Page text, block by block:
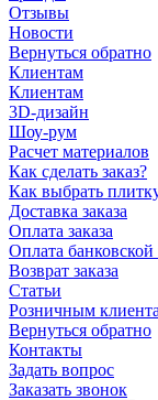
Отзывы
Новости
Вернуться обратно
Клиентам
Клиентам
3D-дизайн
Шоу-рум
Расчет материалов
Как сделать заказ?
Как выбрать
Доставка заказа
Оплата заказа
Оплата
Возврат заказа
Статьи
Розничным
Вернуться обратно
Контакты
Задать вопрос
Заказать звонок